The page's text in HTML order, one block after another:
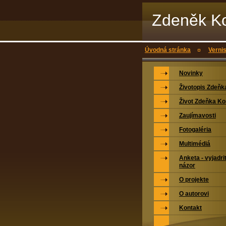
Zdeněk
Úvodná stránka
Novinky
Životopis
Život Zdeňka
Zaujímavosti
Fotogaléria
Multimédiá
Anketa -
názor
O projekte
O autorovi
Kontakt